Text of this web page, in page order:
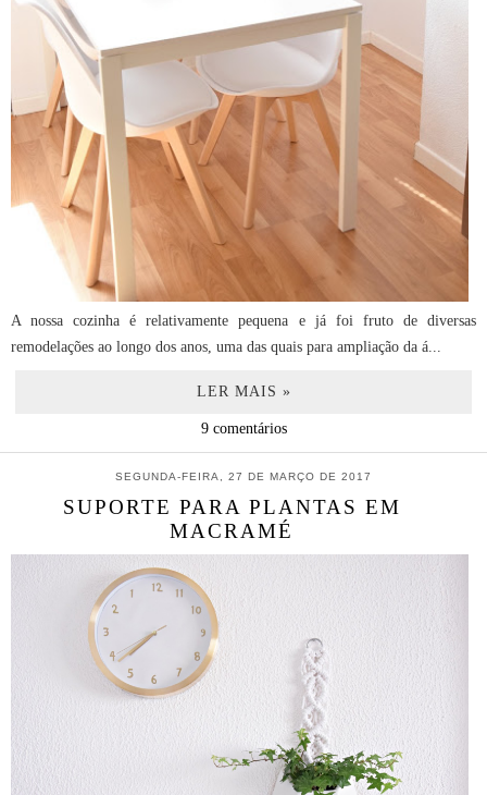
A nossa cozinha é relativamente pequena e já foi fruto de diversas
remodelações ao longo dos anos, uma das quais para ampliação da á...
LER MAIS »
9 comentários
SEGUNDA-FEIRA, 27 DE MARÇO DE 2017
SUPORTE PARA PLANTAS EM
MACRAMÉ